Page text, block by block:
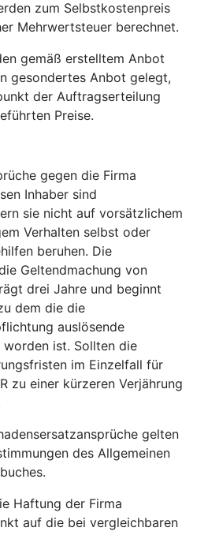
zum Selbstkostenpreis
Mehrwertsteuer berechnet.
gemäß erstelltem Anbot
gesondertes Anbot gelegt,
der Auftragserteilung
Preise.
gegen die Firma
Inhaber sind
sie nicht auf vorsätzlichem
Verhalten selbst oder
beruhen. Die
Geltendmachung von
drei Jahre und beginnt
dem die die
auslösende
worden ist. Sollten die
im Einzelfall für
zu einer kürzeren Verjährung
gelten
des Allgemeinen
Haftung der Firma
auf die bei vergleichbaren